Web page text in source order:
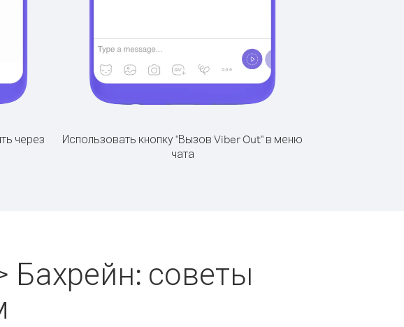
через
Использовать кнопку "Вызов Viber Out" в меню
чата
Бахрейн: советы